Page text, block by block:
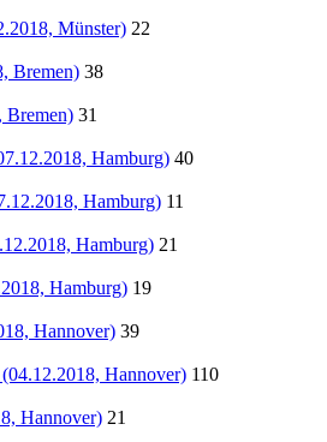
Münster) 22
Bremen) 38
Bremen) 31
Hamburg) 40
Hamburg) 11
Hamburg) 21
Hamburg) 19
Hannover) 39
Hannover) 110
Hannover) 21